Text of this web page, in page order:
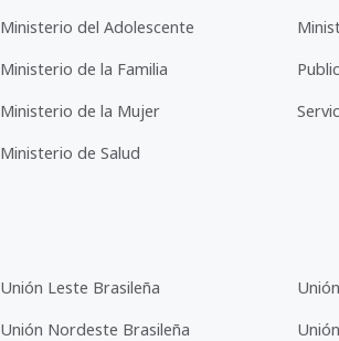
Ministerio del Adolescente
Ministerio de la Familia
Ministerio de la Mujer
Ministerio de Salud
Unión Leste Brasileña
Unión Nordeste Brasileña